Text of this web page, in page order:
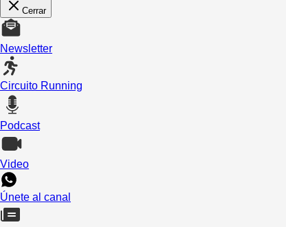
Cerrar
Newsletter
Circuito Running
Podcast
Video
Únete al canal